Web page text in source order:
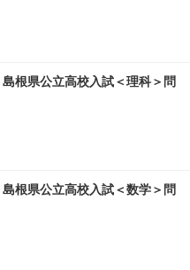
島根県公立高校入試＜理科＞問
島根県公立高校入試＜数学＞問